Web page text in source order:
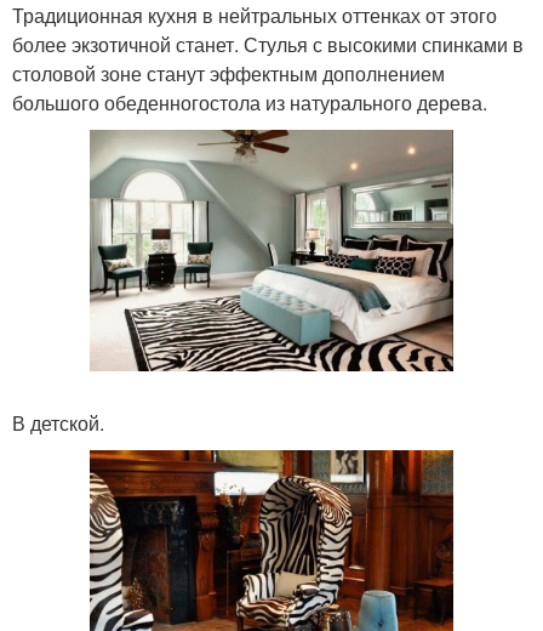
Традиционная кухня в нейтральных оттенках от этого
более экзотичной станет. Стулья с высокими спинками в
столовой зоне станут эффектным дополнением
большого обеденногостола из натурального дерева.
В детской.